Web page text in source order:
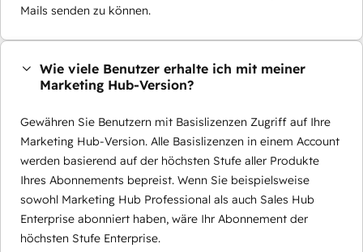
Mails senden zu können.
Wie viele Benutzer erhalte ich mit meiner
Marketing Hub-Version?
Gewähren Sie Benutzern mit Basislizenzen Zugriff auf Ihre
Marketing Hub-Version. Alle Basislizenzen in einem Account
werden basierend auf der höchsten Stufe aller Produkte
Ihres Abonnements bepreist. Wenn Sie beispielsweise
sowohl Marketing Hub Professional als auch Sales Hub
Enterprise abonniert haben, wäre Ihr Abonnement der
höchsten Stufe Enterprise.